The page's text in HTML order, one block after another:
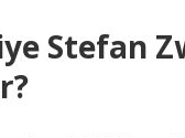
Stefan